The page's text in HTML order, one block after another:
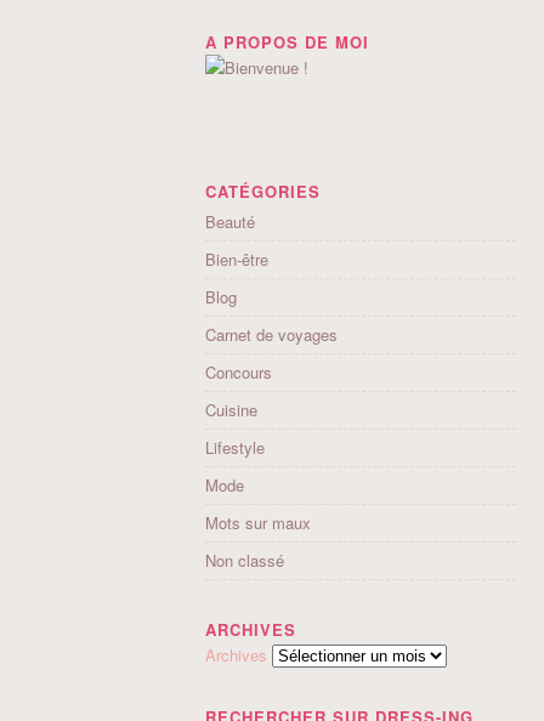
A PROPOS DE MOI
CATÉGORIES
Beauté
Bien-être
Blog
Carnet de voyages
Concours
Cuisine
Lifestyle
Mode
Mots sur maux
Non classé
ARCHIVES
Archives